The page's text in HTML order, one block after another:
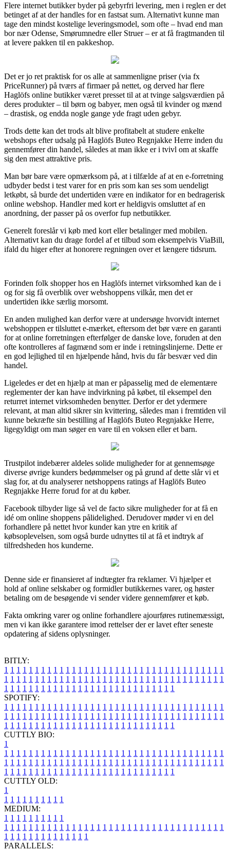
Flere internet butikker byder på gebyrfri levering, men i reglen er det
betinget af at der handles for en fastsat sum. Alternativt kunne man
tage den mindst kostelige leveringsmodel, som ofte – hvad end man
bor nær Odense, Smørumnedre eller Struer – er at få fragtmanden til
at levere pakken til en pakkeshop.
Det er jo ret praktisk for os alle at sammenligne priser (via fx
PriceRunner) på tværs af firmaer på nettet, og derved har flere
Haglöfs online butikker været presset til at at tvinge salgsværdien på
deres produkter – til børn og babyer, men også til kvinder og mænd
– drastisk, og endda nogle gange yde fragt uden gebyr.
Trods dette kan det trods alt blive profitabelt at studere enkelte
webshops efter udsalg på Haglöfs Buteo Regnjakke Herre inden du
gennemfører din handel, således at man ikke er i tvivl om at skaffe
sig den mest attraktive pris.
Man bør bare være opmærksom på, at i tilfælde af at en e-forretning
udbyder bedst i test varer for en pris som kan ses som uendeligt
letkøbt, så burde det undertiden være en indikator for en bedragerisk
online webshop. Handler med kort er heldigvis omsluttet af en
anordning, der passer på os overfor fup netbutikker.
Generelt foreslår vi køb med kort eller betalinger med mobilen.
Alternativt kan du drage fordel af et tilbud som eksempelvis ViaBill,
ifald du higer efter at honorere regningen over et længere tidsrum.
Forinden folk shopper hos en Haglöfs internet virksomhed kan de i
og for sig få overblik over webshoppens vilkår, men det er
undertiden ikke særlig morsomt.
En anden mulighed kan derfor være at undersøge hvorvidt internet
webshoppen er tilsluttet e-mærket, eftersom det bør være en garanti
for at online forretningen efterfølger de danske love, foruden at den
ofte kontrolleres af fagmænd som er inde i retningslinjerne. Dette er
en god lejlighed til en hjælpende hånd, hvis du får besvær ved din
handel.
Ligeledes er det en hjælp at man er påpasselig med de elementære
reglementer der kan have indvirkning på købet, til eksempel den
returret internet virksomheden benytter. Derfor er det ydermere
relevant, at man altid sikrer sin kvittering, således man i fremtiden vil
kunne bekræfte sin bestilling af Haglöfs Buteo Regnjakke Herre,
ligegyldigt om man søger en vare til en voksen eller et barn.
Trustpilot indebærer aldeles solide muligheder for at gennemsøge
diverse øvrige kunders bedømmelser og på grund af dette slår vi et
slag for, at du analyserer netshoppens ratings af Haglöfs Buteo
Regnjakke Herre forud for at du køber.
Facebook tilbyder lige så vel de facto sikre muligheder for at få en
idé om online shoppens pålidelighed. Derudover møder vi en del
forhandlere på nettet hvor kunder kan ytre en kritik af
købsoplevelsen, som også burde udnyttes til at få et indtryk af
tilfredsheden hos kunderne.
Denne side er finansieret af indtægter fra reklamer. Vi hjælper et
hold af online selskaber og formidler butikkernes varer, og høster
betaling om de besøgende vi sender videre gennemfører et køb.
Fakta omkring varer og online forhandlere ajourføres rutinemæssigt,
men vi kan ikke garantere imod rettelser der er lavet efter seneste
opdatering af sidens oplysninger.
BITLY:
1 1 1 1 1 1 1 1 1 1 1 1 1 1 1 1 1 1 1 1 1 1 1 1 1 1 1 1 1 1 1 1 1 1 1 1
1 1 1 1 1 1 1 1 1 1 1 1 1 1 1 1 1 1 1 1 1 1 1 1 1 1 1 1 1 1 1 1 1 1 1 1
1 1 1 1 1 1 1 1 1 1 1 1 1 1 1 1 1 1 1 1 1 1 1 1 1 1 1 1
SPOTIFY:
1 1 1 1 1 1 1 1 1 1 1 1 1 1 1 1 1 1 1 1 1 1 1 1 1 1 1 1 1 1 1 1 1 1 1 1
1 1 1 1 1 1 1 1 1 1 1 1 1 1 1 1 1 1 1 1 1 1 1 1 1 1 1 1 1 1 1 1 1 1 1 1
1 1 1 1 1 1 1 1 1 1 1 1 1 1 1 1 1 1 1 1 1 1 1 1 1 1 1 1
CUTTLY BIO:
1
1 1 1 1 1 1 1 1 1 1 1 1 1 1 1 1 1 1 1 1 1 1 1 1 1 1 1 1 1 1 1 1 1 1 1 1
1 1 1 1 1 1 1 1 1 1 1 1 1 1 1 1 1 1 1 1 1 1 1 1 1 1 1 1 1 1 1 1 1 1 1 1
1 1 1 1 1 1 1 1 1 1 1 1 1 1 1 1 1 1 1 1 1 1 1 1 1 1 1 1
CUTTLY OLD:
1
1 1 1 1 1 1 1 1 1 1
MEDIUM:
1 1 1 1 1 1 1 1 1 1
1 1 1 1 1 1 1 1 1 1 1 1 1 1 1 1 1 1 1 1 1 1 1 1 1 1 1 1 1 1 1 1 1 1 1 1
1 1 1 1 1 1 1 1 1 1 1 1 1 1
PARALLELS: